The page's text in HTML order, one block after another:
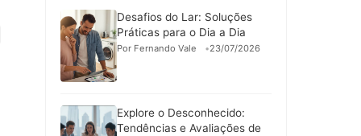
Desafios do Lar: Soluções
Práticas para o Dia a Dia
Por Fernando Vale 23/07/2026
Explore o Desconhecido:
Tendências e Avaliações de